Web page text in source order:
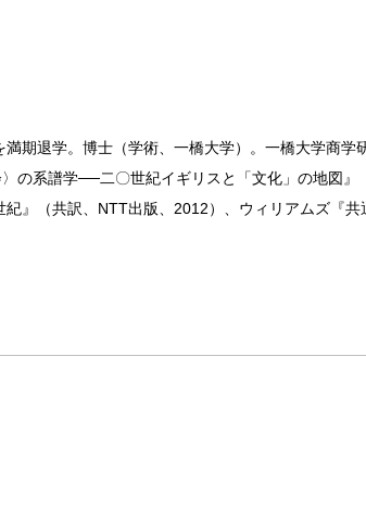
期退学。博士（学術、一橋大学）。一橋大学商
の系譜学──二〇世紀イギリスと「文化」の地図
』（共訳、NTT出版、2012）、ウィリアムズ『